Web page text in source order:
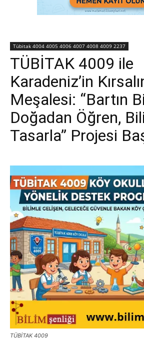
Tübitak 4004 4005 4006 4007 4008 4009 2237
TÜBİTAK 4009 ile
Karadeniz’in
Meşalesi: “Bartın
Doğadan Öğren,
Tasarla” Projesi
TÜBİTAK 4009